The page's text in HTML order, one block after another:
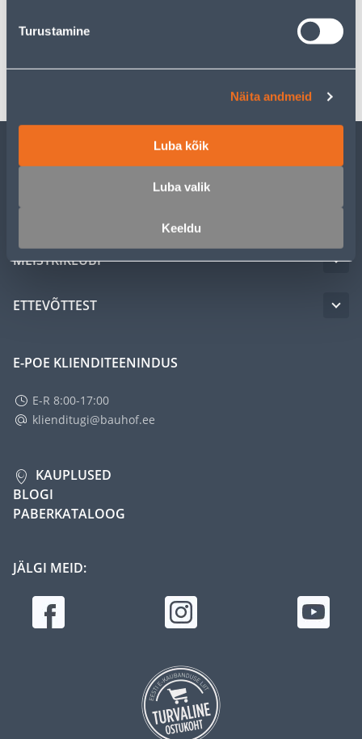
Turustamine
Näita andmeid
Luba kõik
Luba valik
Keeldu
Spetsifikatsioon
Transport
KLIENDITEENINDUS
TEENUSED
MEISTRIKLUBI
ETTEVÕTTEST
E-POE KLIENDITEENINDUS
E-R 8:00-17:00
klienditugi@bauhof.ee
KAUPLUSED
BLOGI
PABERKATALOOG
JÄLGI MEID: